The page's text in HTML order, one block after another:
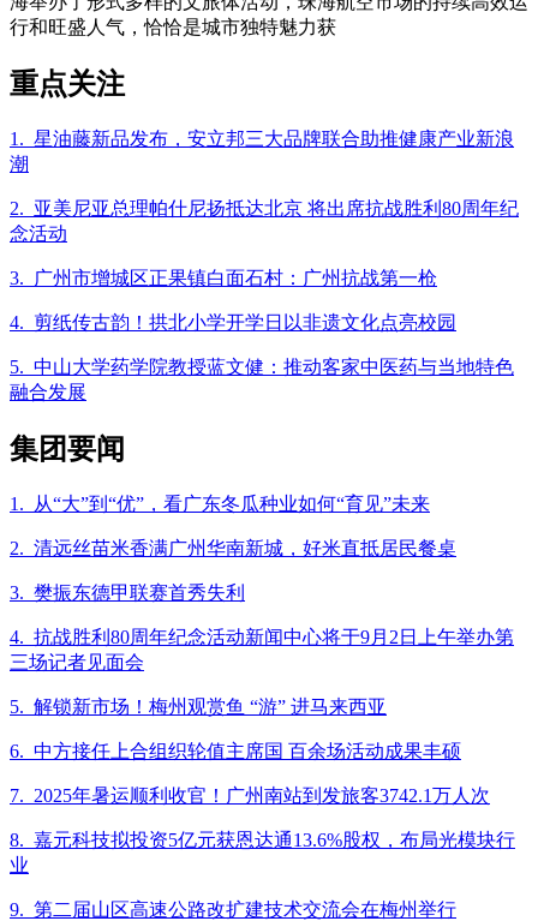
行和旺盛人气，恰恰是城市独特魅力获
重点关注
1. 星油藤新品发布，安立邦三大品牌联合助推健康产业新浪
潮
2. 亚美尼亚总理帕什尼扬抵达北京 将出席抗战胜利80周年纪
念活动
3. 广州市增城区正果镇白面石村：广州抗战第一枪
4. 剪纸传古韵！拱北小学开学日以非遗文化点亮校园
5. 中山大学药学院教授蓝文健：推动客家中医药与当地特色
融合发展
集团要闻
1. 从“大”到“优”，看广东冬瓜种业如何“育见”未来
2. 清远丝苗米香满广州华南新城，好米直抵居民餐桌
3. 樊振东德甲联赛首秀失利
4. 抗战胜利80周年纪念活动新闻中心将于9月2日上午举办第
三场记者见面会
5. 解锁新市场！梅州观赏鱼 “游” 进马来西亚
6. 中方接任上合组织轮值主席国 百余场活动成果丰硕
7. 2025年暑运顺利收官！广州南站到发旅客3742.1万人次
8. 嘉元科技拟投资5亿元获恩达通13.6%股权，布局光模块行
业
9. 第二届山区高速公路改扩建技术交流会在梅州举行